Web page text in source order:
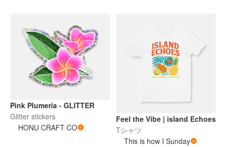
Pink Plumeria - GLITTER
Glitter stickers
HONU CRAFT CO
Feel the Vibe | island Echoes
Tシャツ
This is how I Sunday